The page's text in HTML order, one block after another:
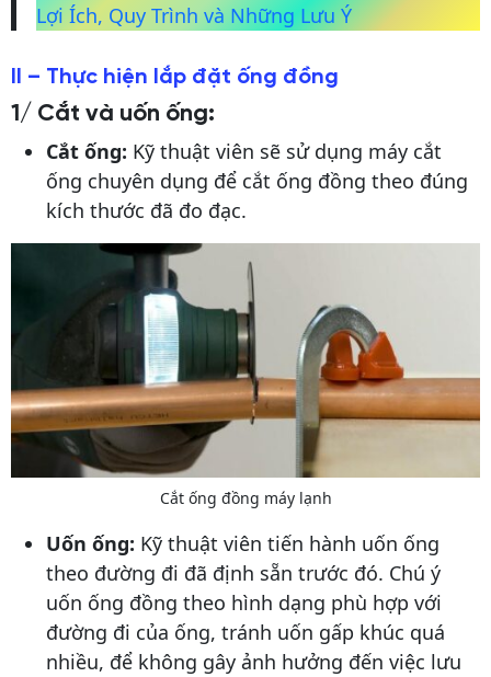
Lợi Ích, Quy Trình và Những Lưu Ý
II – Thực hiện lắp đặt ống đồng
1/ Cắt và uốn ống:
Cắt ống: Kỹ thuật viên sẽ sử dụng máy cắt
ống chuyên dụng để cắt ống đồng theo đúng
kích thước đã đo đạc.
Cắt ống đồng máy lạnh
Uốn ống: Kỹ thuật viên tiến hành uốn ống
theo đường đi đã định sẵn trước đó. Chú ý
uốn ống đồng theo hình dạng phù hợp với
đường đi của ống, tránh uốn gấp khúc quá
nhiều, để không gây ảnh hưởng đến việc lưu